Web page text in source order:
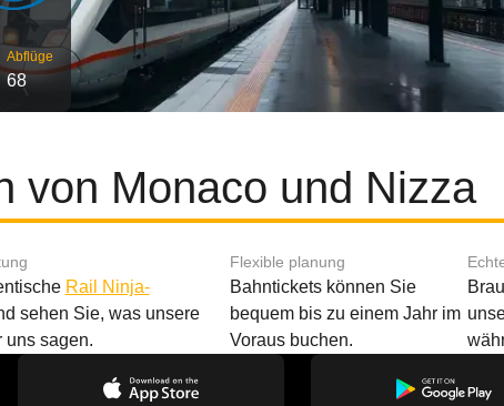
Abflüge
68
von Monaco und Nizza
Rail Ninja-
sehen Sie, was unsere
uns sagen.
Flexible planung
Bahntickets können Sie
bequem bis zu einem Jahr im
Voraus buchen.